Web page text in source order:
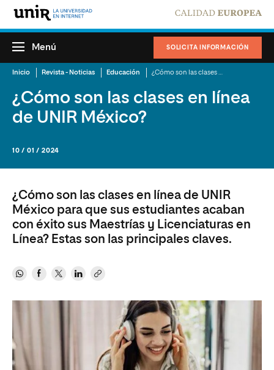
SOLICITA INFORMACIÓN
Menú
Inicio Revista - Noticias Educación
¿Cómo son las clases en línea
de UNIR México?
10 / 01 / 2024
¿Cómo son las clases en línea de UNIR
México para que sus estudiantes acaban
con éxito sus Maestrías y Licenciaturas en
Línea? Estas son las principales claves.